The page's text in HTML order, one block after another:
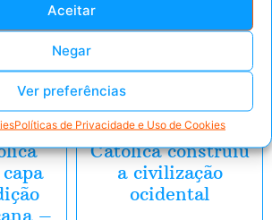
Aceitar
Negar
Ver preferências
Políticas de Privacidade e Uso de Cookies
da
–
Como a Igreja
Católica construiu
a civilização
ocidental